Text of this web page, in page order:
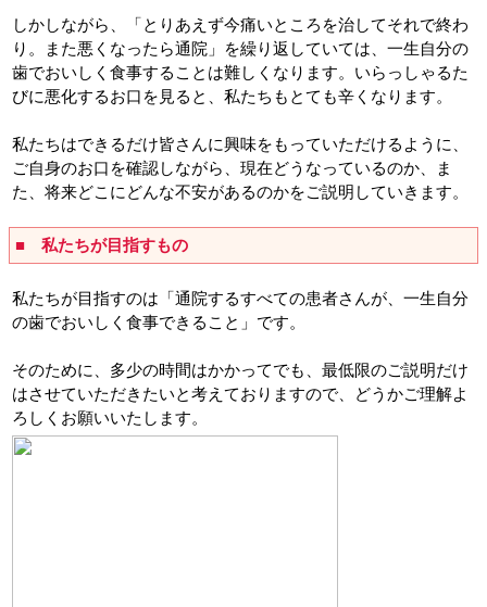
しかしながら、「とりあえず今痛いところを治してそれで終わ
り。また悪くなったら通院」を繰り返していては、一生自分の
歯でおいしく食事することは難しくなります。いらっしゃるた
びに悪化するお口を見ると、私たちもとても辛くなります。
私たちはできるだけ皆さんに興味をもっていただけるように、
ご自身のお口を確認しながら、現在どうなっているのか、ま
た、将来どこにどんな不安があるのかをご説明していきます。
■ 私たちが目指すもの
私たちが目指すのは「通院するすべての患者さんが、一生自分
の歯でおいしく食事できること」です。
そのために、多少の時間はかかってでも、最低限のご説明だけ
はさせていただきたいと考えておりますので、どうかご理解よ
ろしくお願いいたします。